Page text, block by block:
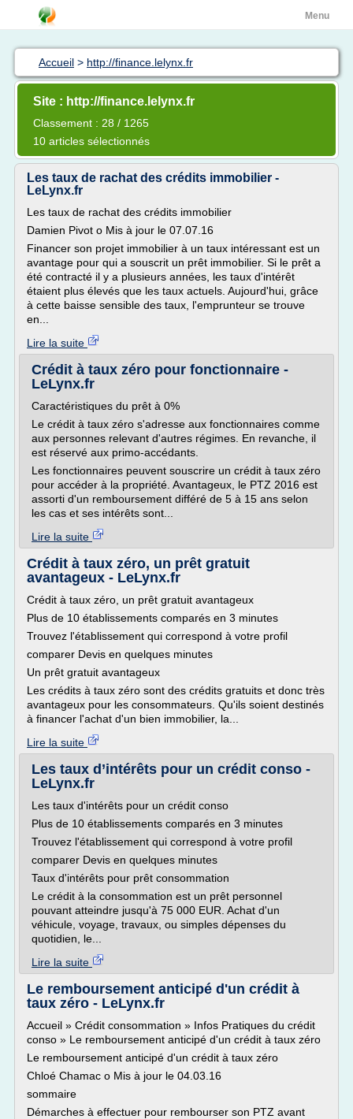
Menu
Accueil > http://finance.lelynx.fr
Site : http://finance.lelynx.fr
Classement : 28 / 1265
10 articles sélectionnés
Les taux de rachat des crédits immobilier -
LeLynx.fr
Les taux de rachat des crédits immobilier
Damien Pivot o Mis à jour le 07.07.16
Financer son projet immobilier à un taux intéressant est un
avantage pour qui a souscrit un prêt immobilier. Si le prêt a
été contracté il y a plusieurs années, les taux d'intérêt
étaient plus élevés que les taux actuels. Aujourd'hui, grâce
à cette baisse sensible des taux, l'emprunteur se trouve
en...
Lire la suite
Crédit à taux zéro pour fonctionnaire -
LeLynx.fr
Caractéristiques du prêt à 0%
Le crédit à taux zéro s'adresse aux fonctionnaires comme
aux personnes relevant d'autres régimes. En revanche, il
est réservé aux primo-accédants.
Les fonctionnaires peuvent souscrire un crédit à taux zéro
pour accéder à la propriété. Avantageux, le PTZ 2016 est
assorti d'un remboursement différé de 5 à 15 ans selon
les cas et ses intérêts sont...
Lire la suite
Crédit à taux zéro, un prêt gratuit
avantageux - LeLynx.fr
Crédit à taux zéro, un prêt gratuit avantageux
Plus de 10 établissements comparés en 3 minutes
Trouvez l'établissement qui correspond à votre profil
comparer Devis en quelques minutes
Un prêt gratuit avantageux
Les crédits à taux zéro sont des crédits gratuits et donc très
avantageux pour les consommateurs. Qu'ils soient destinés
à financer l'achat d'un bien immobilier, la...
Lire la suite
Les taux d’intérêts pour un crédit conso -
LeLynx.fr
Les taux d'intérêts pour un crédit conso
Plus de 10 établissements comparés en 3 minutes
Trouvez l'établissement qui correspond à votre profil
comparer Devis en quelques minutes
Taux d'intérêts pour prêt consommation
Le crédit à la consommation est un prêt personnel
pouvant atteindre jusqu'à 75 000 EUR. Achat d'un
véhicule, voyage, travaux, ou simples dépenses du
quotidien, le...
Lire la suite
Le remboursement anticipé d'un crédit à
taux zéro - LeLynx.fr
Accueil » Crédit consommation » Infos Pratiques du crédit
conso » Le remboursement anticipé d'un crédit à taux zéro
Le remboursement anticipé d'un crédit à taux zéro
Chloé Chamac o Mis à jour le 04.03.16
sommaire
Démarches à effectuer pour rembourser son PTZ avant